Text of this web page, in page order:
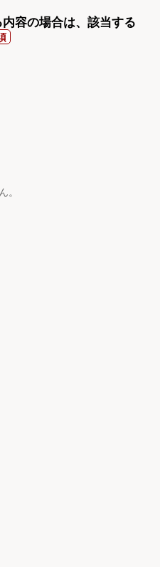
容の場合は、該当する
。